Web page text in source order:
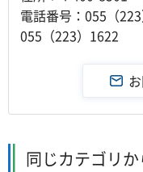
電話番号：055（
055（223）1622
同じカテゴリ